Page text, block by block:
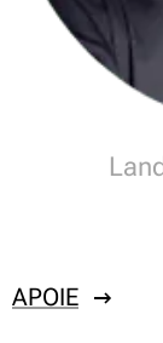
APOIE